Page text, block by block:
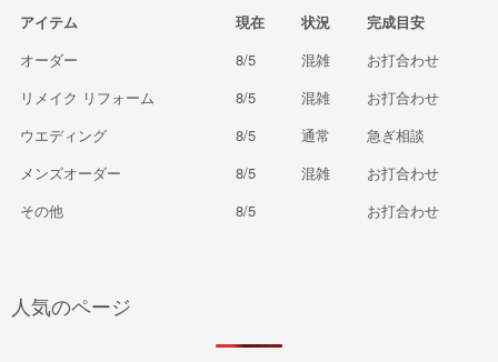
アイテム 現在 状況
完成目安
オーダー
8/5 混雑
お打合わせ
リメイク リフォーム
8/5 混雑
お打合わせ
ウエディング
8/5 通常
急ぎ相談
メンズオーダー
8/5 混雑
お打合わせ
その他
8/5 お打合わせ
人気のページ